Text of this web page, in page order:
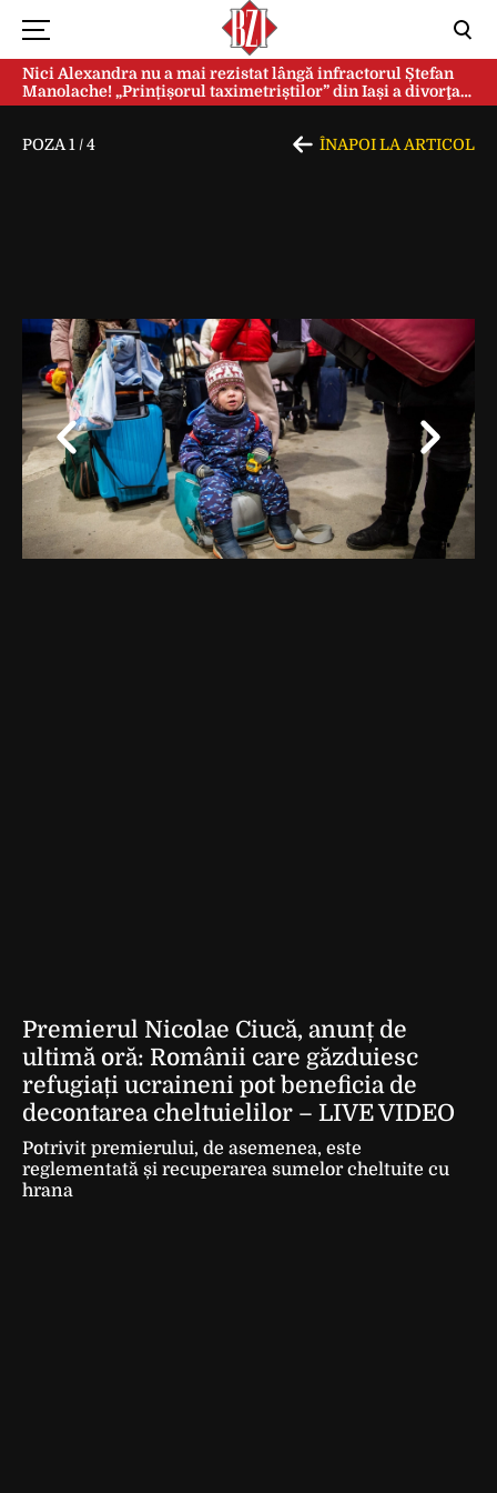
Nici Alexandra nu a mai rezistat lângă infractorul Ștefan
Manolache! „Prințișorul taximetriștilor” din Iași a divorţat
după doi ani de căsnicie
POZA 1 /4 ÎNAPOI LA ARTICOL
Premierul Nicolae Ciucă, anunț de
ultimă oră: Românii care găzduiesc
refugiați ucraineni pot beneficia de
decontarea cheltuielilor – LIVE VIDEO
Potrivit premierului, de asemenea, este
reglementată și recuperarea sumelor cheltuite cu
hrana